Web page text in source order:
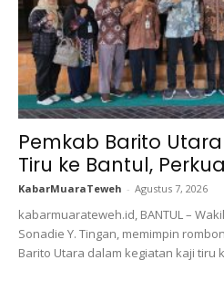
Pemkab Barito
Tiru ke Bantul,
KabarMuaraTeweh - Agustus 7, 2026
kabarmuarateweh.id, BANTUL –
Sonadie Y. Tingan, memimpin
Barito Utara dalam kegiatan kaji tiru